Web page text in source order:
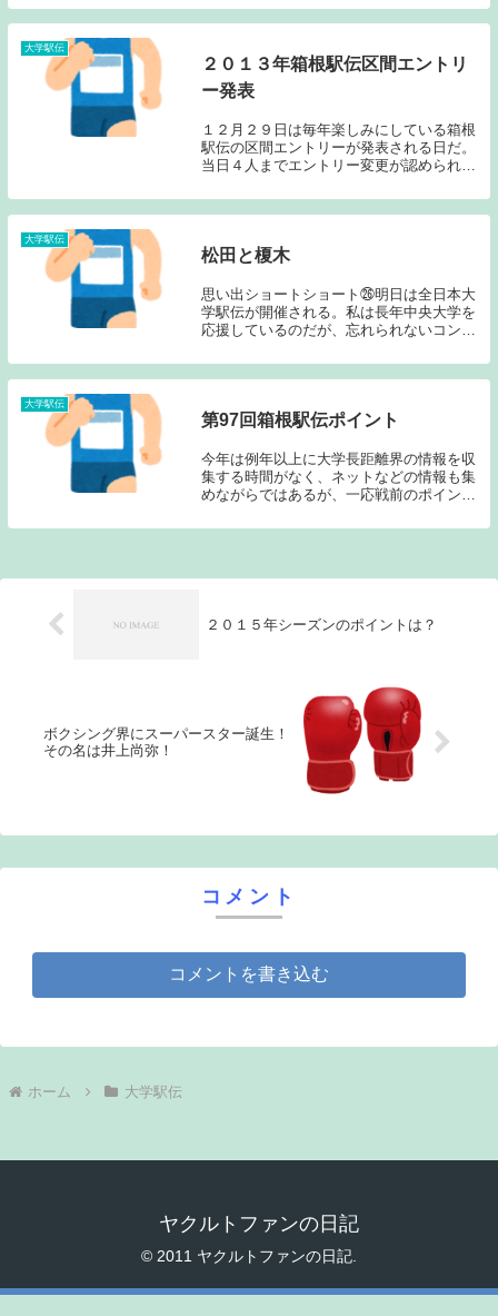
たのですが、中々ブログを更新する時間が
ないため、今回は年明け早々に書く事とし
大学駅伝
２０１３年箱根駅伝区間エントリ
ー発表
１２月２９日は毎年楽しみにしている箱根
駅伝の区間エントリーが発表される日だ。
当日４人までエントリー変更が認められて
出来る。箱根駅伝ファンにとってはこの１
２月２９日はある意味とても重要な日なの
大学駅伝
松田と榎木
思い出ショートショート㉖明日は全日本大
学駅伝が開催される。私は長年中央大学を
応援しているのだが、忘れられないコンビ
る。駅伝もそうなのだが、団体スポーツの
中でコンビやユニットとして覚えている選
大学駅伝
第97回箱根駅伝ポイント
今年は例年以上に大学長距離界の情報を収
集する時間がなく、ネットなどの情報も集
めながらではあるが、一応戦前のポイント
ンディショニング・この部分については、
２０１５年シーズンのポイントは？
ボクシング界にスーパースター誕生！
その名は井上尚弥！
コメント
コメントを書き込む
ホーム 大学駅伝
ヤクルトファンの日記
© 2011 ヤクルトファンの日記.